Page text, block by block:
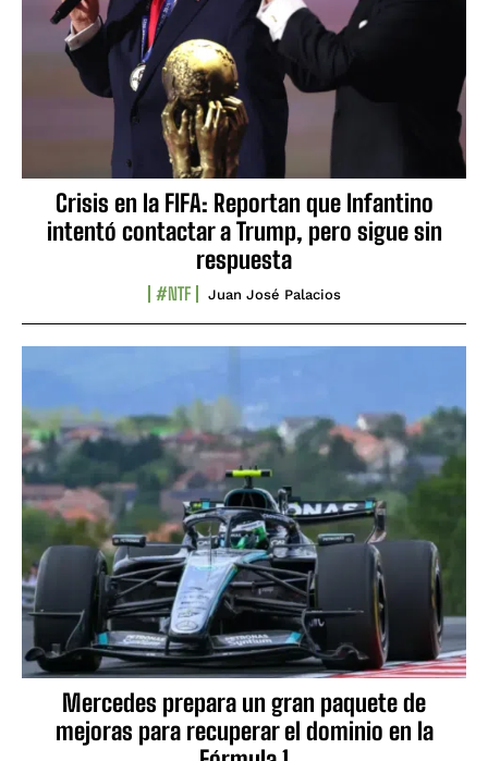
Crisis en la FIFA: Reportan que Infantino
intentó contactar a Trump, pero sigue sin
respuesta
#NTF Juan José Palacios
Mercedes prepara un gran paquete de
mejoras para recuperar el dominio en la